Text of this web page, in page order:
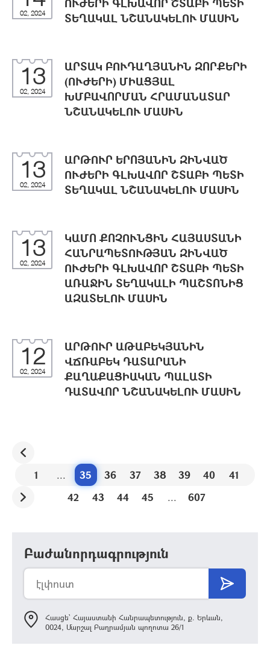
02, 2024
ՈՒԺԵՐԻ ԳԼԽԱՎՈՐ ՇՏԱԲԻ ՊԵՏԻ
ՏԵՂԱԿԱԼ ՆՇԱՆԱԿԵԼՈՒ ՄԱՍԻՆ
13
02, 2024
ԱՐՏԱԿ ԲՈՒԴԱՂՅԱՆԻՆ ԶՈՐՔԵՐԻ
(ՈՒԺԵՐԻ) ՄԻԱՑՅԱԼ
ԽՄԲԱՎՈՐՄԱՆ ՀՐԱՄԱՆԱՏԱՐ
ՆՇԱՆԱԿԵԼՈՒ ՄԱՍԻՆ
13
02, 2024
ԱՐԹՈՒՐ ԵՐՈՅԱՆԻՆ ԶԻՆՎԱԾ
ՈՒԺԵՐԻ ԳԼԽԱՎՈՐ ՇՏԱԲԻ ՊԵՏԻ
ՏԵՂԱԿԱԼ ՆՇԱՆԱԿԵԼՈՒ ՄԱՍԻՆ
13
02, 2024
ԿԱՄՈ ՔՈՉՈՒՆՑԻՆ ՀԱՅԱՍՏԱՆԻ
ՀԱՆՐԱՊԵՏՈՒԹՅԱՆ ԶԻՆՎԱԾ
ՈՒԺԵՐԻ ԳԼԽԱՎՈՐ ՇՏԱԲԻ ՊԵՏԻ
ԱՌԱՋԻՆ ՏԵՂԱԿԱԼԻ ՊԱՇՏՈՆԻՑ
ԱԶԱՏԵԼՈՒ ՄԱՍԻՆ
12
02, 2024
ԱՐԹՈՒՐ ԱԹԱԲԵԿՅԱՆԻՆ
ՎՃՌԱԲԵԿ ԴԱՏԱՐԱՆԻ
ՔԱՂԱՔԱՑԻԱԿԱՆ ՊԱԼԱՏԻ
ԴԱՏԱՎՈՐ ՆՇԱՆԱԿԵԼՈՒ ՄԱՍԻՆ
1 ... 35 36 37 38 39 40
41
42
43 44 45 ... 607
Բաժանորդագրություն
Հասցե՝ Հայաստանի Հանրապետություն, ք. Երևան,
0024, Մարշալ Բաղրամյան պողոտա 26/1